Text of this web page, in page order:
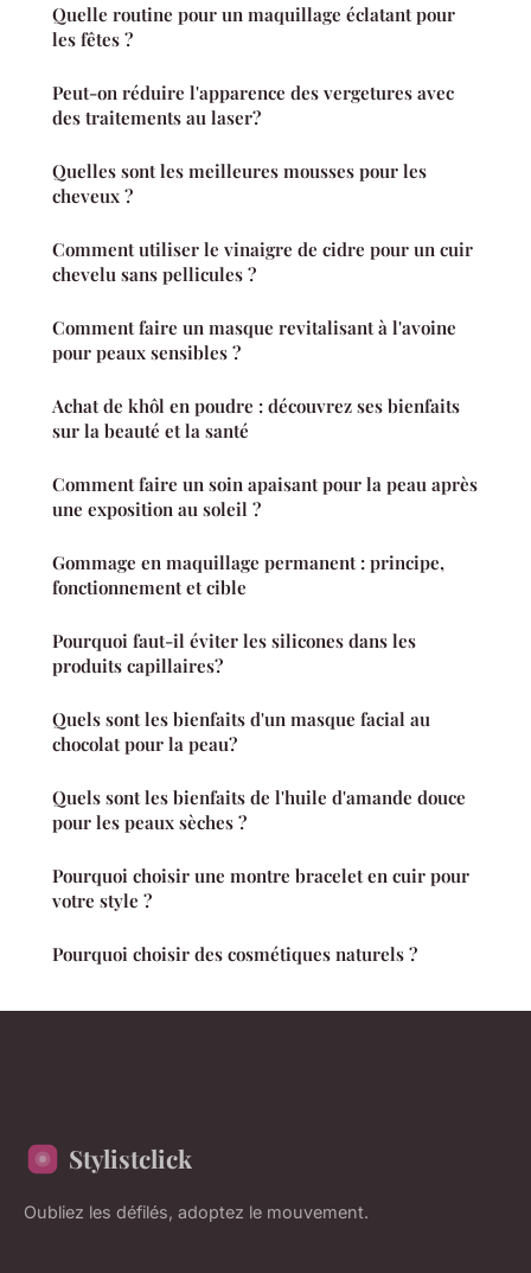
Quelle routine pour un maquillage éclatant pour
les fêtes ?
Peut-on réduire l'apparence des vergetures avec
des traitements au laser?
Quelles sont les meilleures mousses pour les
cheveux ?
Comment utiliser le vinaigre de cidre pour un cuir
chevelu sans pellicules ?
Comment faire un masque revitalisant à l'avoine
pour peaux sensibles ?
Achat de khôl en poudre : découvrez ses bienfaits
sur la beauté et la santé
Comment faire un soin apaisant pour la peau après
une exposition au soleil ?
Gommage en maquillage permanent : principe,
fonctionnement et cible
Pourquoi faut-il éviter les silicones dans les
produits capillaires?
Quels sont les bienfaits d'un masque facial au
chocolat pour la peau?
Quels sont les bienfaits de l'huile d'amande douce
pour les peaux sèches ?
Pourquoi choisir une montre bracelet en cuir pour
votre style ?
Pourquoi choisir des cosmétiques naturels ?
Stylistclick
Oubliez les défilés, adoptez le mouvement.